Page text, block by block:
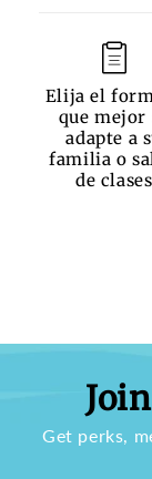
Elija el
que mejor
adapte a
familia o
de clases
Get perks,